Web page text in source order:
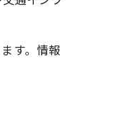
す。情報